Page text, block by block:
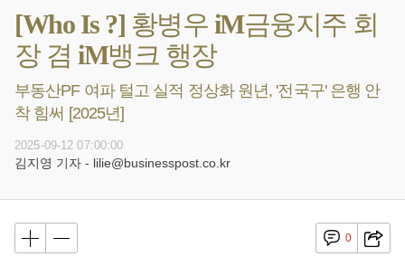
[Who Is ?] 황병우 iM금융지주 회
장 겸 iM뱅크 행장
부동산PF 여파 털고 실적 정상화 원년, '전국구' 은행 안
착 힘써 [2025년]
2025-09-12 07:00:00
김지영 기자 - lilie@businesspost.co.kr
0